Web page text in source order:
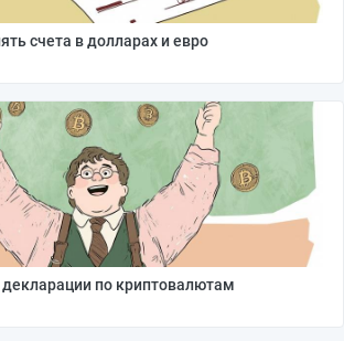
счета в долларах и евро
по криптовалютам